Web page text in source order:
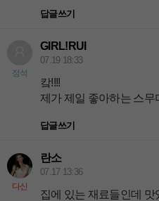
답글쓰기
정석
GIRL!RUI
07.19 18:33
캌!!!!
제가 제일 좋아하는 스
답글쓰기
다신
란소
07.17 13:36
집에 있는 재료들인데